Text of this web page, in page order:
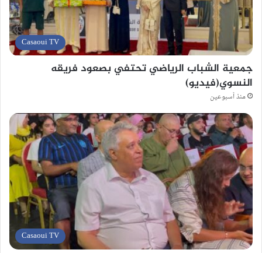
Casaoui TV
جمعية الشباب الرياضي تحتفي بصعود فريقه
النسوي(فيديو)
منذ أسبوعين
Casaoui TV